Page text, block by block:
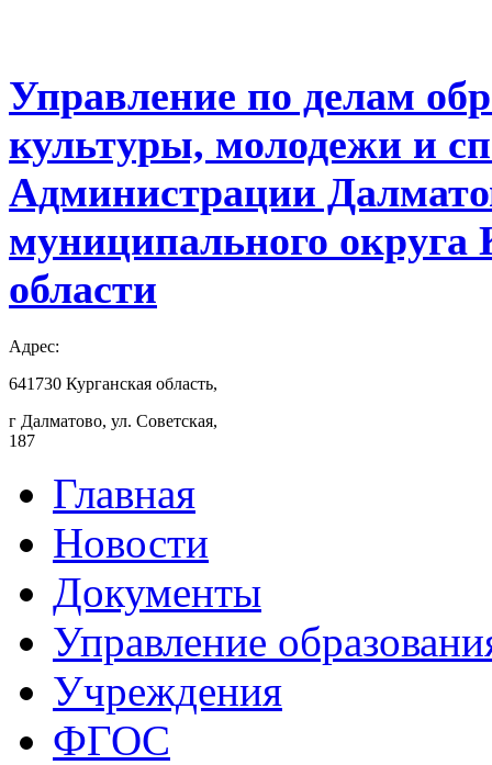
Управление по делам
культуры, молодежи и
Администрации
муниципального округа
области
Адрес:
641730 Курганская область,
г Далматово, ул. Советская,
187
Главная
Новости
Документы
Управление
Учреждения
ФГОС